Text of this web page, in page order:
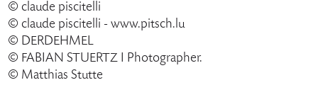
© claude piscitelli
© claude piscitelli - www.pitsch.lu
© DERDEHMEL
© FABIAN STUERTZ I Photographer.
© Matthias Stutte